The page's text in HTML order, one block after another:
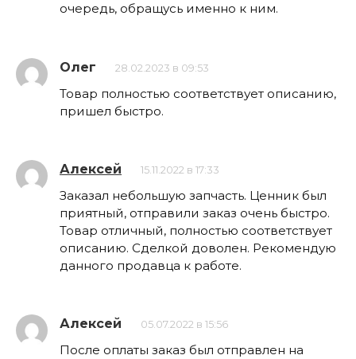
очередь, обращусь именно к ним.
Олег 28.02.2023 в 09:53
Товар полностью соответствует описанию,
пришел быстро.
Алексей 15.11.2022 в 17:33
Заказал небольшую запчасть. Ценник был
приятный, отправили заказ очень быстро.
Товар отличный, полностью соответствует
описанию. Сделкой доволен. Рекомендую
данного продавца к работе.
Алексей 05.07.2022 в 15:56
После оплаты заказ был отправлен на